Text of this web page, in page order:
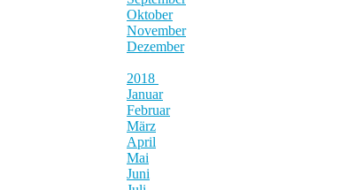
Oktober
November
Dezember
2018
Januar
Februar
März
April
Mai
Juni